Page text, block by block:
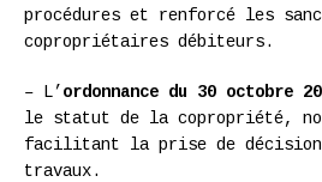
procédures et renforcé les
copropriétaires débiteurs.
– L’ ordonnance du 30 octobre
le statut de la copropriété,
facilitant la prise de décision
travaux.